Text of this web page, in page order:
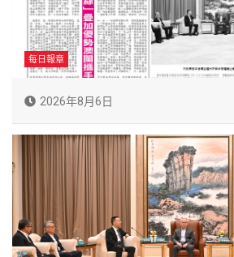
每日報章
2026年8月6日